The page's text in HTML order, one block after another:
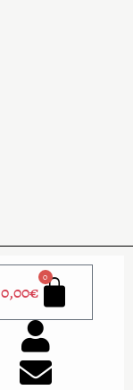
0,00€
0